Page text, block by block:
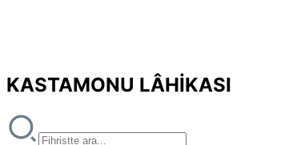
KASTAMONU LÂHİKASI